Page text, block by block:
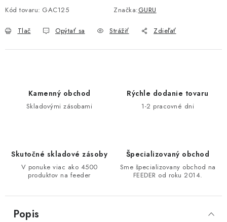
Kód tovaru: GAC125 Značka:GURU
Tlač Opýtať sa Strážiť Zdieľať
Kamenný obchod
Skladovými zásobami
Rýchle dodanie tovaru
1-2 pracovné dni
Skutočné skladové zásoby
V ponuke viac ako 4500
produktov na feeder
Špecializovaný obchod
Sme špecializovany obchod na
FEEDER od roku 2014.
Popis